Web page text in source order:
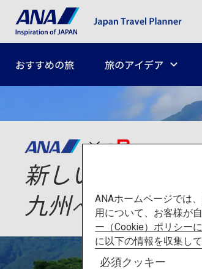
おすすめの旅 旅のアイデア
新しい物語
九州へ
ANAホームページでは
用について、お客様が
ー（Cookie）ポリシー
に以下の情報を収集して
必須クッキー